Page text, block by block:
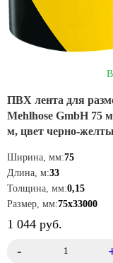
ПВХ лента для
Mehlhose GmbH 75
м, цвет черно-
Ширина, мм:75
Длина, м:33
Толщина, мм:0,15
Размер, мм:75х33000
1 044 руб.
-